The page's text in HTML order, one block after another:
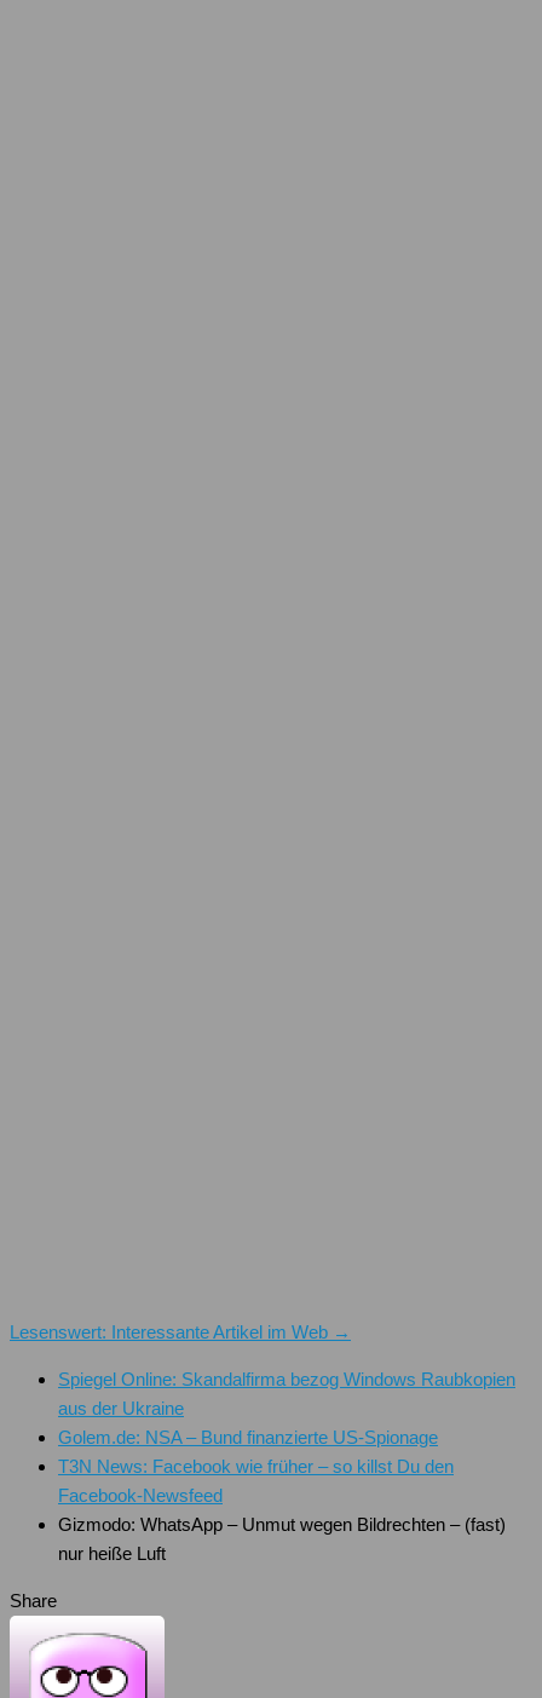
Lesenswert: Interessante Artikel im Web →
Spiegel Online: Skandalfirma bezog Windows Raubkopien
aus der Ukraine
Golem.de: NSA – Bund finanzierte US-Spionage
T3N News: Facebook wie früher – so killst Du den
Facebook-Newsfeed
Gizmodo: WhatsApp – Unmut wegen Bildrechten – (fast)
nur heiße Luft
Share